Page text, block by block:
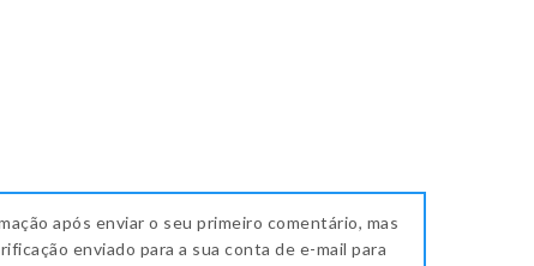
após enviar o seu primeiro comentário, mas
enviado para a sua conta de e-mail para